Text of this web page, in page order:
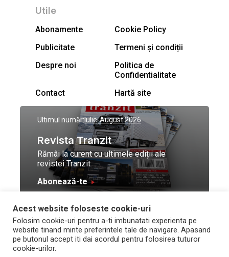
Utile
Abonamente
Cookie Policy
Publicitate
Termeni și condiții
Despre noi
Politica de
Confidentialitate
Contact
Hartă site
Ultimul număr:Iulie-August 2026
Revista Tranzit
Rămâi la curent cu ultimele ediții ale
revistei Tranzit
Abonează-te
© Toate drepturile
rezervate Trafic Media
2026
Design by
and development byNeo
Vision Technologies
Acest website foloseste cookie-uri
Folosim cookie-uri pentru a-ti imbunatati experienta pe
website tinand minte preferintele tale de navigare. Apasand
pe butonul accept iti dai acordul pentru folosirea tuturor
cookie-urilor.